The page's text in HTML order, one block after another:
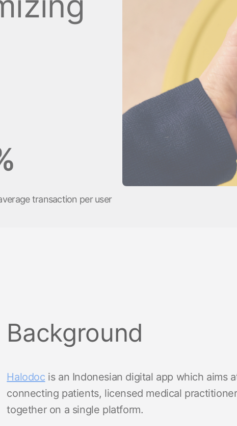
Истории
transaction per user
Background
Halodoc is an Indonesian digital app which aims
connecting patients, licensed medical
together on a single platform.